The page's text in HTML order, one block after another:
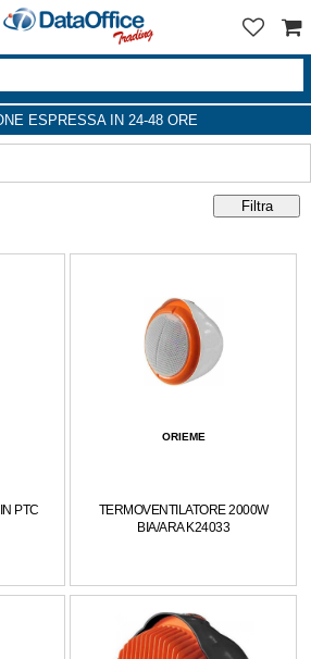
ESPRESSA IN 24-48 ORE
PTC
ORIEME
TERMOVENTILATORE 2000W
BIA/ARA K24033